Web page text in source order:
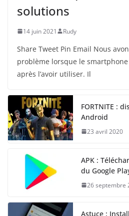
solutions
14 juin 2021 Rudy
Share Tweet Pin Email Nous
problème lorsque le
après l’avoir utiliser. Il
FORTNITE :
Android
23 avril 2020
APK :
du Google
26 septembre
Astuce :